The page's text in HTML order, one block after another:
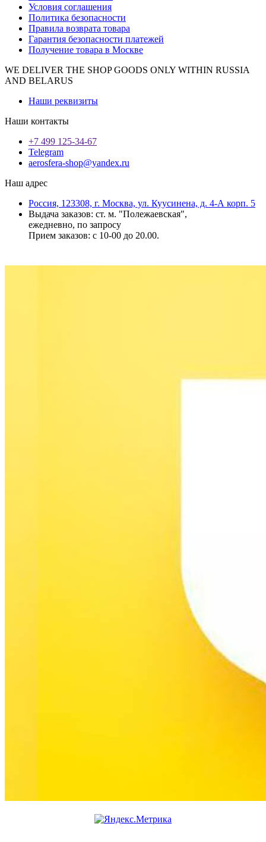
Условия соглашения
Политика безопасности
Правила возврата товара
Гарантия безопасности платежей
Получение товара в Москве
WE DELIVER THE SHOP GOODS ONLY WITHIN RUSSIA
AND BELARUS
Наши реквизиты
Наши контакты
+7 499 125-34-67
Telegram
aerosfera-shop@yandex.ru
Наш адрес
Россия, 123308, г. Москва, ул. Куусинена, д. 4-А корп. 5
Выдача заказов: ст. м. "Полежаевская",
ежедневно, по запросу
Прием заказов: с 10-00 до 20.00.